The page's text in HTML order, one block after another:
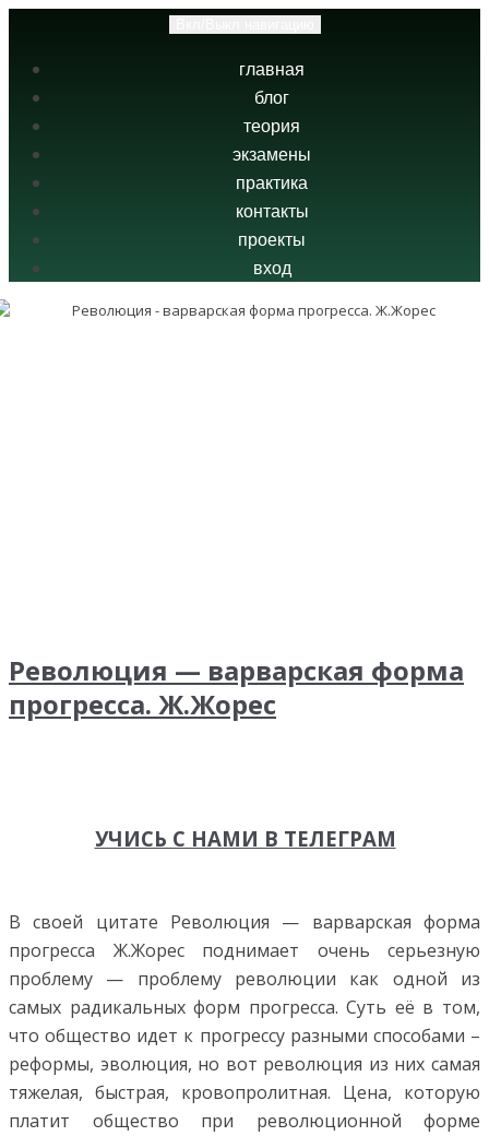
главная
блог
теория
экзамены
практика
контакты
проекты
вход
Революция — варварская форма
прогресса. Ж.Жорес
УЧИСЬ С НАМИ В ТЕЛЕГРАМ
В своей цитате Революция — варварская форма
прогресса Ж.Жорес поднимает очень серьезную
проблему — проблему революции как одной из
самых радикальных форм прогресса. Суть её в том,
что общество идет к прогрессу разными способами –
реформы, эволюция, но вот революция из них самая
тяжелая, быстрая, кровопролитная. Цена, которую
платит общество при революционной форме